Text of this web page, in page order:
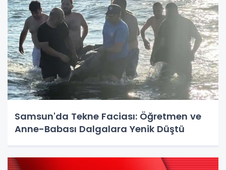
Samsun'da Tekne Faciası: Öğretmen ve
Anne-Babası Dalgalara Yenik Düştü